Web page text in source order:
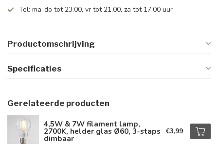
Tel: ma-do tot 23.00, vr tot 21.00, za tot 17.00 uur
Productomschrijving
Specificaties
Gerelateerde producten
4,5W & 7W filament lamp,
2700K, helder glas Ø60, 3-staps
dimbaar
€3,99